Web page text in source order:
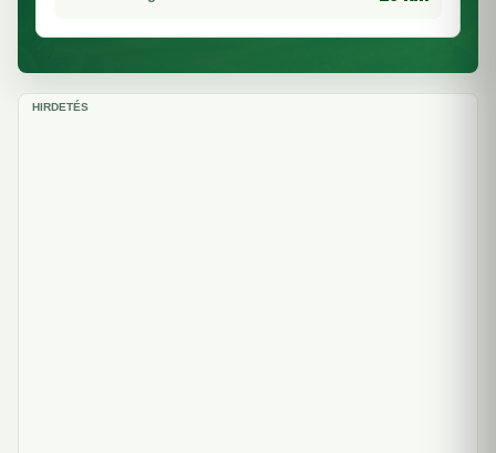
HIRDETÉS